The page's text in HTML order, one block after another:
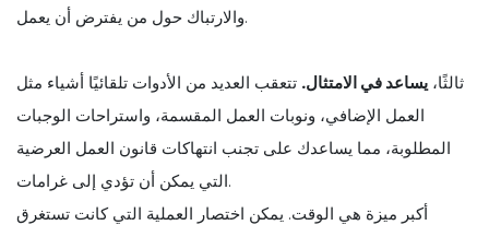
والارتباك حول من يفترض أن يعمل.
ثالثًا،يساعد في الامتثال. تتعقب العديد من الأدوات تلقائيًا أشياء مثل
العمل الإضافي، ونوبات العمل المقسمة، واستراحات الوجبات
المطلوبة، مما يساعدك على تجنب انتهاكات قانون العمل العرضية
التي يمكن أن تؤدي إلى غرامات.
أكبر ميزة هي الوقت. يمكن اختصار العملية التي كانت تستغرق